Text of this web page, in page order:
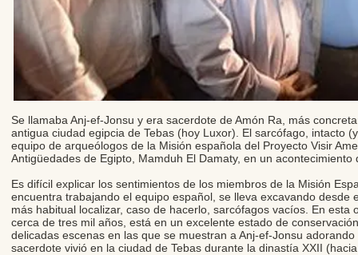
Se llamaba Anj-ef-Jonsu y era sacerdote de Amón Ra, más
antigua ciudad egipcia de Tebas (hoy Luxor). El sarcófago, intacto
equipo de arqueólogos de la Misión española del Proyecto Visir
Antigüedades de Egipto, Mamduh El Damaty, en un
Es difícil explicar los sentimientos de los miembros de la Misión
encuentra trabajando el equipo español, se lleva excavando
más habitual localizar, caso de hacerlo, sarcófagos vacíos. En
cerca de tres mil años, está en un excelente estado de
delicadas escenas en las que se muestran a Anj-ef-Jonsu
sacerdote vivió en la ciudad de Tebas durante la dinastía XXII